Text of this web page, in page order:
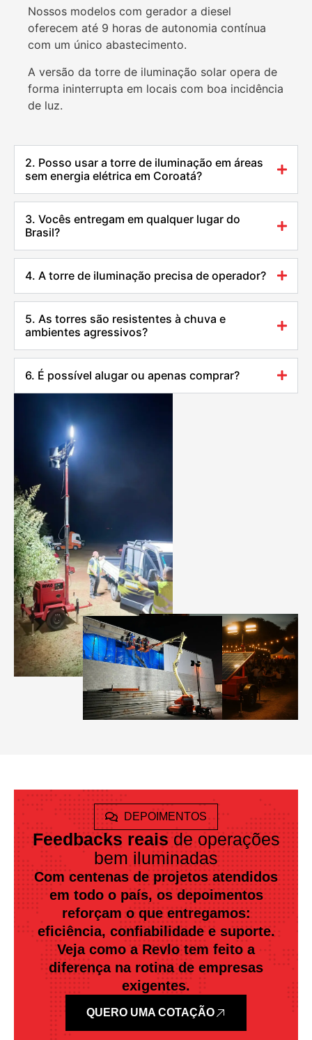
Nossos modelos com gerador a diesel
oferecem até 9 horas de autonomia contínua
com um único abastecimento.
A versão da torre de iluminação solar opera de
forma ininterrupta em locais com boa incidência
de luz.
2. Posso usar a torre de iluminação em áreas
sem energia elétrica em Coroatá?
3. Vocês entregam em qualquer lugar do
Brasil?
4. A torre de iluminação precisa de operador?
5. As torres são resistentes à chuva e
ambientes agressivos?
6. É possível alugar ou apenas comprar?
DEPOIMENTOS
Feedbacks reaisde operações
bem iluminadas
Com centenas de projetos atendidos
em todo o país, os depoimentos
reforçam o que entregamos:
eficiência, confiabilidade e suporte.
Veja como a Revlo tem feito a
diferença na rotina de empresas
exigentes.
QUERO UMA COTAÇÃO